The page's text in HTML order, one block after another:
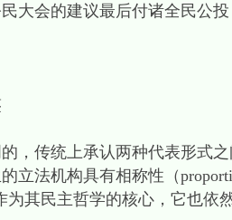
大会的建议最后付诸全民公
传统上承认两种代表形式之
立法机构具有相称性（
为其民主哲学的核心，它也依